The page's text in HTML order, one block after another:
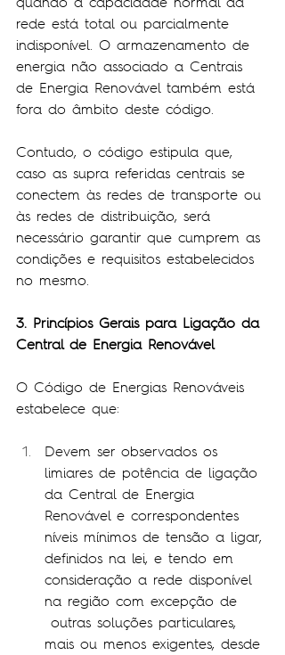
rede está total ou parcialmente
indisponível. O armazenamento de
energia não associado a Centrais
de Energia Renovável também está
fora do âmbito deste código.
Contudo, o código estipula que,
caso as supra referidas centrais se
conectem às redes de transporte ou
às redes de distribuição, será
necessário garantir que cumprem as
condições e requisitos estabelecidos
no mesmo.
3. Princípios Gerais para Ligação da
Central de Energia Renovável
O Código de Energias Renováveis
estabelece que:
Devem ser observados os
limiares de potência de ligação
da Central de Energia
Renovável e correspondentes
níveis mínimos de tensão a ligar,
definidos na lei, e tendo em
consideração a rede disponível
na região com excepção de
outras soluções particulares,
mais ou menos exigentes, desde